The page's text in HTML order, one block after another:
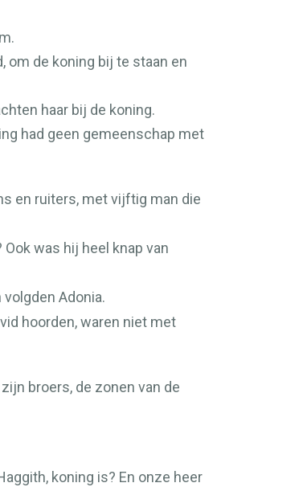
om de koning bij te staan en
haar bij de koning.
had geen gemeenschap met
en ruiters, met vijftig man die
was hij heel knap van
Adonia.
hoorden, waren niet met
broers, de zonen van de
koning is? En onze heer